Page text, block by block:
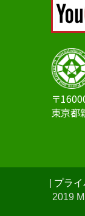
〒
東京都
プラ
2019